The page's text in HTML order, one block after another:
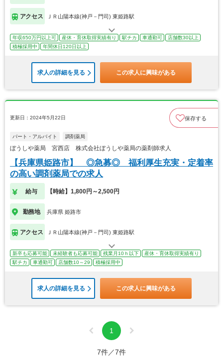
アクセス ＪＲ山陽本線(神戸－門司) 東姫路駅
年収650万円以上可 産休・育休取得実績有り 駅チカ 車通勤可
店舗数30以上
積極採用中
年間休日120日以上
求人の詳細を見る この求人に興味がある
更新日：2024年5月22日 保存する
パート・アルバイト 調剤薬局
ぼうしや薬局 宮西店 株式会社ぼうしや薬局の薬剤師求人
【兵庫県姫路市】 ◎急募◎ 福利厚生充実・定着率
の高い調剤薬局での求人
給与 【時給】1,800円～2,500円
勤務地 兵庫県 姫路市
アクセス ＪＲ山陽本線(神戸－門司) 東姫路駅
新卒も応募可能 未経験者も応募可能 残業月10ｈ以下
産休・育休取得実績有り
駅チカ
車通勤可 店舗数10～29 積極採用中
求人の詳細を見る この求人に興味がある
1
7件／7件